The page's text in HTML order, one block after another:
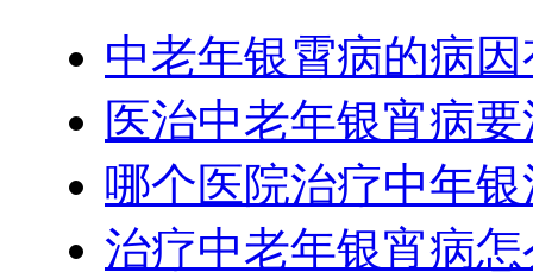
中老年银霄病的病
医治中老年银宵病
哪个医院治疗中年
治疗中老年银宵病